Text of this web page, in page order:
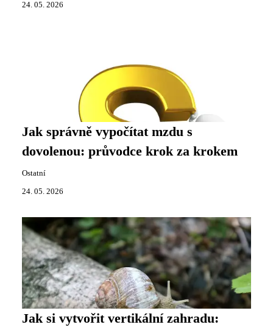
24. 05. 2026
Jak správně vypočítat mzdu s
dovolenou: průvodce krok za krokem
Ostatní
24. 05. 2026
Jak si vytvořit vertikální zahradu: